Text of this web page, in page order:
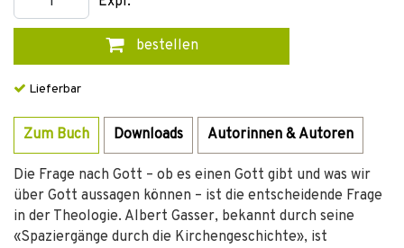
bestellen
Lieferbar
Zum Buch Downloads Autorinnen & Autoren
Die Frage nach Gott – ob es einen Gott gibt und was wir
über Gott aussagen können – ist die entscheidende Frage
in der Theologie. Albert Gasser, bekannt durch seine
«Spaziergänge durch die Kirchengeschichte», ist